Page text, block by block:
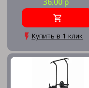
Купить в 1 клик